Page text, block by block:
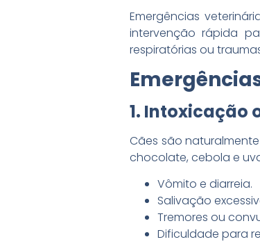
Emergências
intervenção rápida
respiratórias ou
1. Intoxicação
Cães são
chocolate, cebola e
Vômito e diarreia.
Salivação
Tremores ou
Dificuldade para